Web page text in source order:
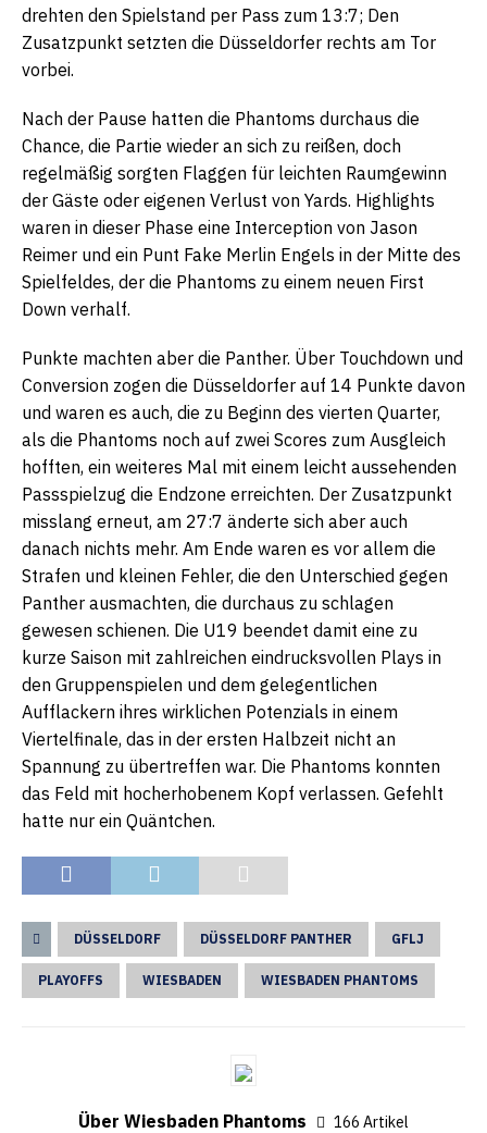
drehten den Spielstand per Pass zum 13:7; Den
Zusatzpunkt setzten die Düsseldorfer rechts am Tor
vorbei.
Nach der Pause hatten die Phantoms durchaus die
Chance, die Partie wieder an sich zu reißen, doch
regelmäßig sorgten Flaggen für leichten Raumgewinn
der Gäste oder eigenen Verlust von Yards. Highlights
waren in dieser Phase eine Interception von Jason
Reimer und ein Punt Fake Merlin Engels in der Mitte des
Spielfeldes, der die Phantoms zu einem neuen First
Down verhalf.
Punkte machten aber die Panther. Über Touchdown und
Conversion zogen die Düsseldorfer auf 14 Punkte davon
und waren es auch, die zu Beginn des vierten Quarter,
als die Phantoms noch auf zwei Scores zum Ausgleich
hofften, ein weiteres Mal mit einem leicht aussehenden
Passspielzug die Endzone erreichten. Der Zusatzpunkt
misslang erneut, am 27:7 änderte sich aber auch
danach nichts mehr. Am Ende waren es vor allem die
Strafen und kleinen Fehler, die den Unterschied gegen
Panther ausmachten, die durchaus zu schlagen
gewesen schienen. Die U19 beendet damit eine zu
kurze Saison mit zahlreichen eindrucksvollen Plays in
den Gruppenspielen und dem gelegentlichen
Aufflackern ihres wirklichen Potenzials in einem
Viertelfinale, das in der ersten Halbzeit nicht an
Spannung zu übertreffen war. Die Phantoms konnten
das Feld mit hocherhobenem Kopf verlassen. Gefehlt
hatte nur ein Quäntchen.
DÜSSELDORF DÜSSELDORF PANTHER GFLJ
PLAYOFFS WIESBADEN WIESBADEN PHANTOMS
Über Wiesbaden Phantoms
166 Artikel